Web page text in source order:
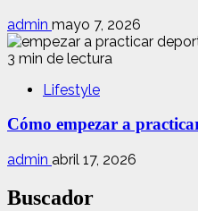
admin mayo 7, 2026
3 min de lectura
Lifestyle
Cómo empezar a
admin abril 17, 2026
Buscador